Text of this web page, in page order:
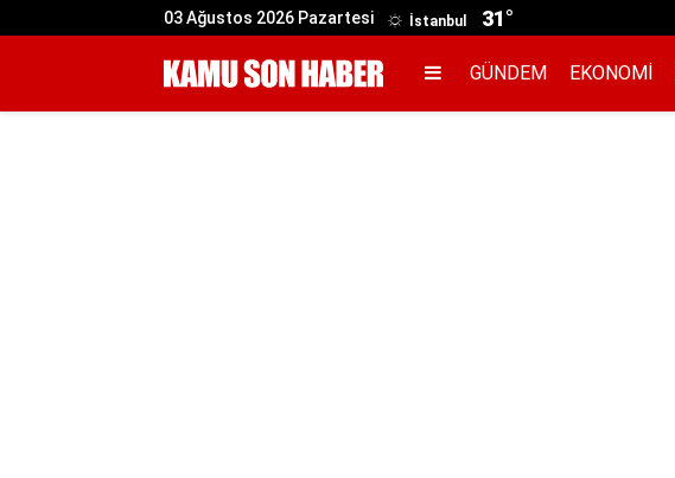
03 Ağustos 2026 Pazartesi İstanbul 31°
GÜNDEM EKONOMI